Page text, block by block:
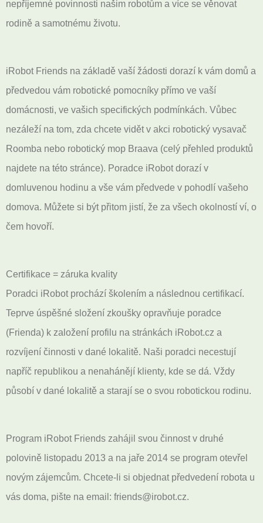
nepříjemné povinnosti našim robotům a více se věnovat
rodině a samotnému životu.
iRobot Friends na základě vaší žádosti dorazí k vám domů a
předvedou vám robotické pomocníky přímo ve vaší
domácnosti, ve vašich specifických podmínkách. Vůbec
nezáleží na tom, zda chcete vidět v akci robotický vysavač
Roomba nebo robotický mop Braava (celý přehled produktů
najdete na této stránce). Poradce iRobot dorazí v
domluvenou hodinu a vše vám předvede v pohodlí vašeho
domova. Můžete si být přitom jistí, že za všech okolností ví, o
čem hovoří.
Certifikace = záruka kvality
Poradci iRobot prochází školením a následnou certifikací.
Teprve úspěšné složení zkoušky opravňuje poradce
(Frienda) k založení profilu na stránkách iRobot.cz a
rozvíjení činnosti v dané lokalitě. Naši poradci necestují
napříč republikou a nenahánějí klienty, kde se dá. Vždy
působí v dané lokalitě a starají se o svou robotickou rodinu.
Program iRobot Friends zahájil svou činnost v druhé
polovině listopadu 2013 a na jaře 2014 se program otevřel
novým zájemcům. Chcete-li si objednat předvedení robota u
vás doma, pište na email: friends@irobot.cz.